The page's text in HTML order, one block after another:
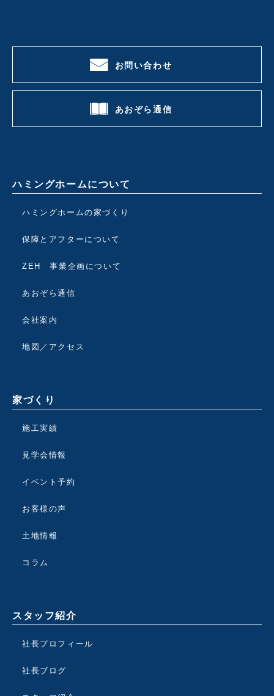
お問い合わせ
あおぞら通信
ハミングホームについて
ハミングホームの家づくり
保障とアフターについて
ZEH 事業企画について
あおぞら通信
会社案内
地図／アクセス
家づくり
施工実績
見学会情報
イベント予約
お客様の声
土地情報
コラム
スタッフ紹介
社長プロフィール
社長ブログ